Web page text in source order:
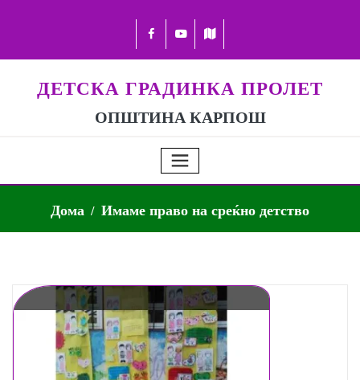
ДЕТСКА ГРАДИНКА ПРОЛЕТ
ОПШТИНА КАРПОШ
Дома Имаме право на среќно детство